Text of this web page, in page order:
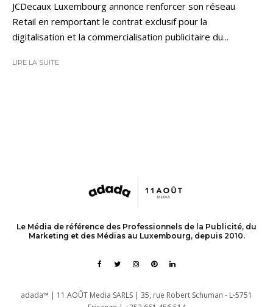
JCDecaux Luxembourg annonce renforcer son réseau
Retail en remportant le contrat exclusif pour la
digitalisation et la commercialisation publicitaire du...
LIRE LA SUITE
Le Média de référence des Professionnels de la Publicité, du
Marketing et des Médias au Luxembourg, depuis 2010.
adada™ | 11 AOÛT Media SARLS | 35, rue Robert Schuman - L-5751